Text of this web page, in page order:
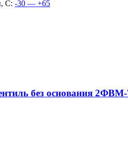
С: -30 — +65
без основания 2ФВМ-